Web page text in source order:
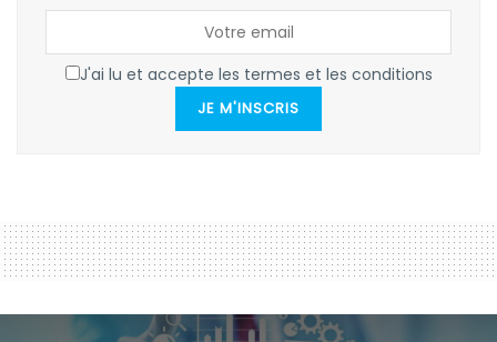
J'ai lu et accepte les termes et les conditions
JE M'INSCRIS